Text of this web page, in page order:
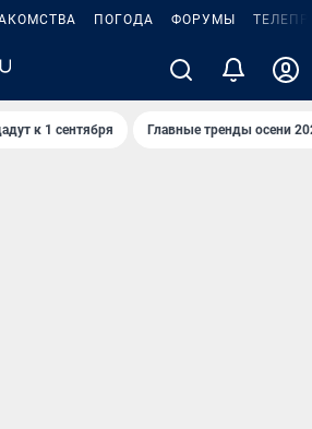
ПОГОДА ФОРУМЫ
к 1 сентября Главные тренды осени